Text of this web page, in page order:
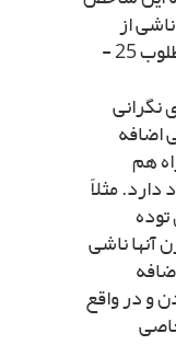
ناشى از
اضافه وزن آغاز مى‏شود. BMIمطلوب 25 -
نگرانى
اضافه
هم
مثلاً
آنها ناشى
و در واقع